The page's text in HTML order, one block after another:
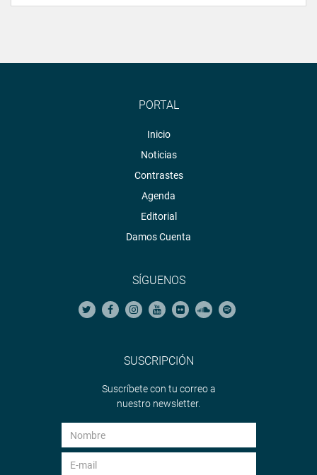
PORTAL
Inicio
Noticias
Contrastes
Agenda
Editorial
Damos Cuenta
SÍGUENOS
SUSCRIPCIÓN
Suscríbete con tu correo a
nuestro newsletter.